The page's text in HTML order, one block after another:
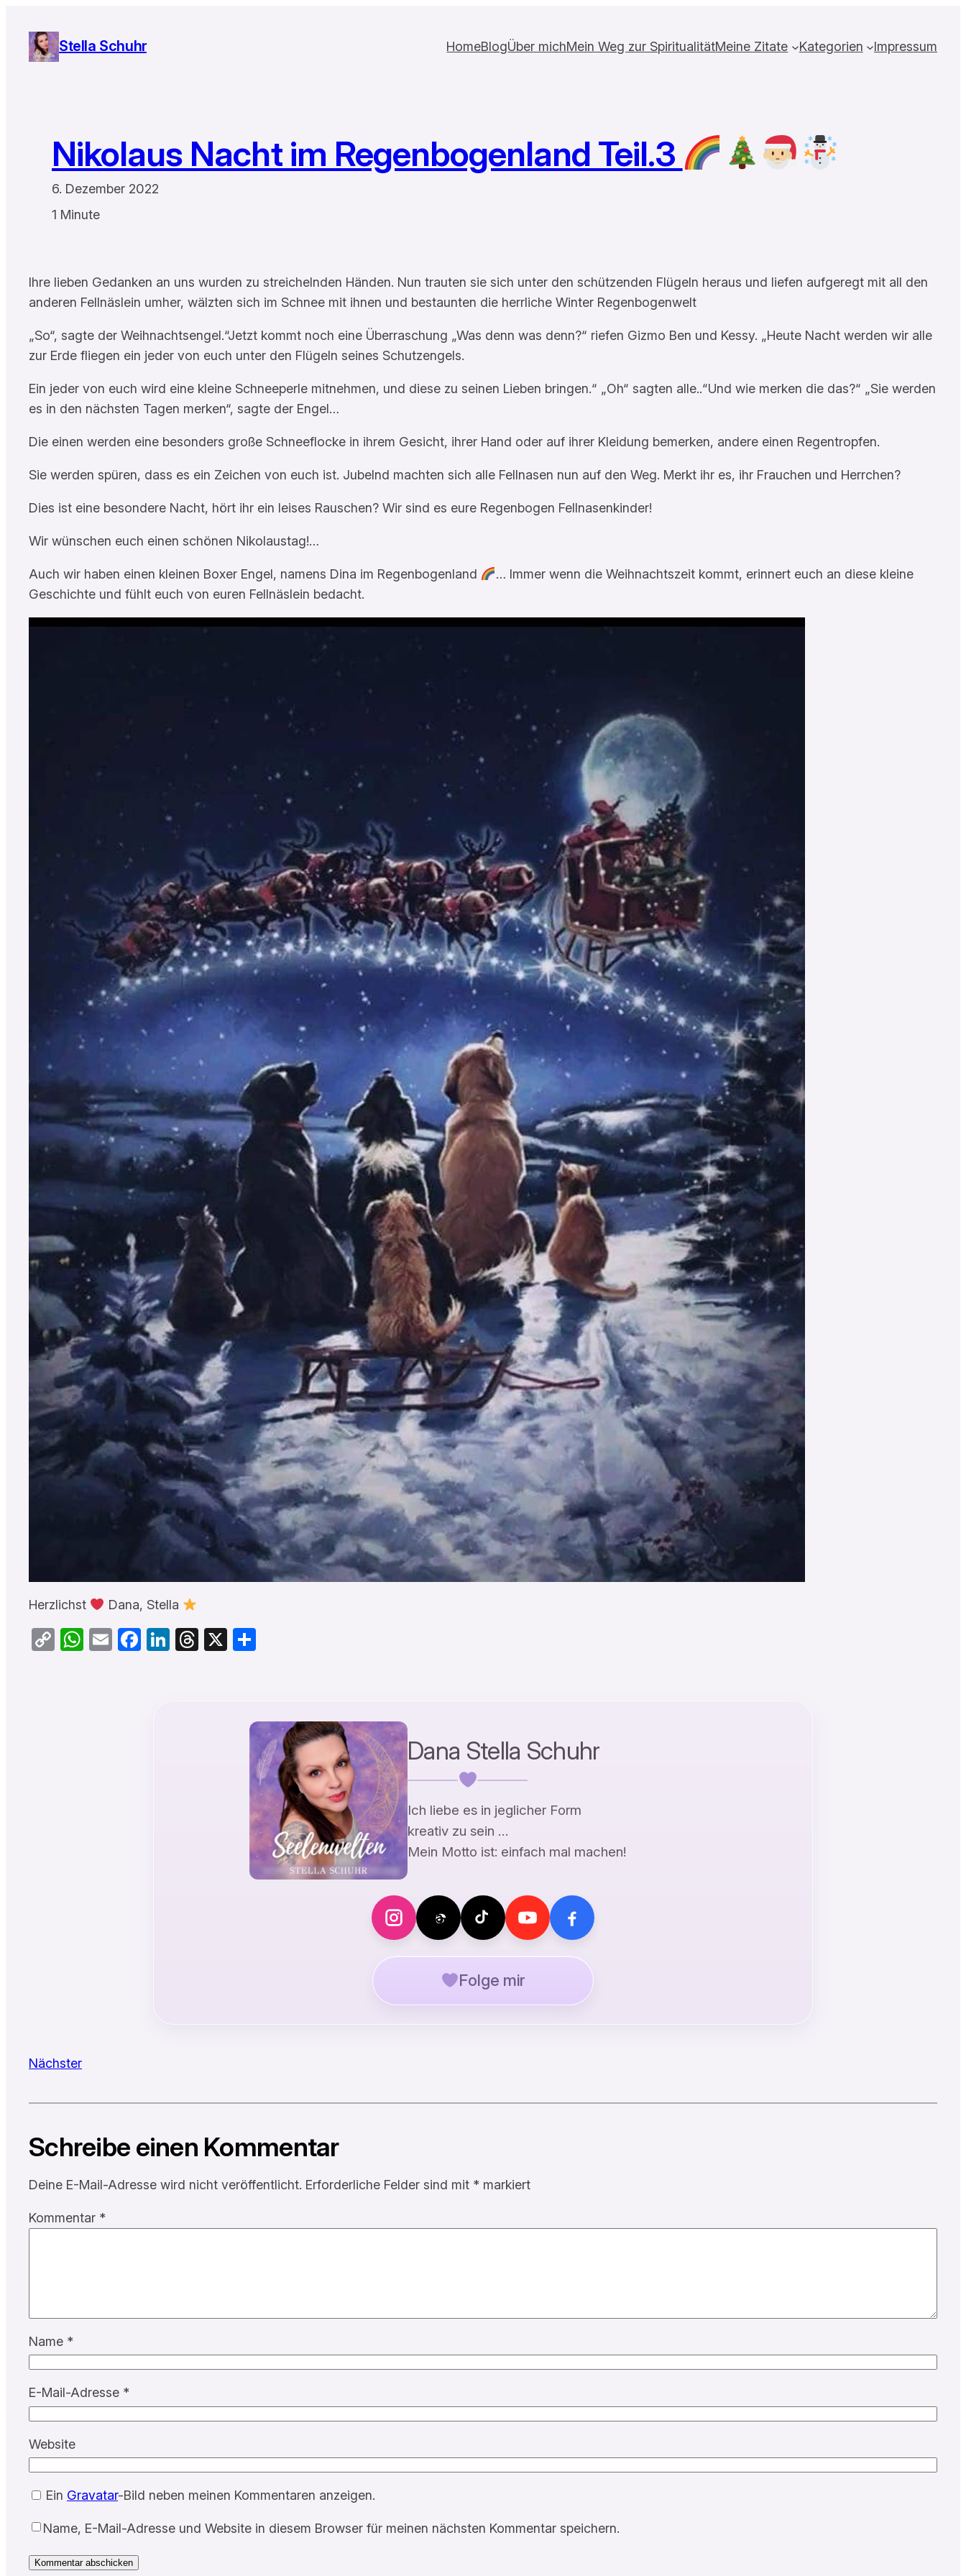
Inhalt
springen
Stella Schuhr HomeBlogÜber michMein Weg zur SpiritualitätMeine Zitate Kategorien Impressum
Nikolaus Nacht im Regenbogenland Teil.3
6. Dezember 2022
1 Minute
Ihre lieben Gedanken an uns wurden zu streichelnden Händen. Nun trauten sie sich unter den schützenden Flügeln heraus und liefen aufgeregt mit all den
anderen Fellnäslein umher, wälzten sich im Schnee mit ihnen und bestaunten die herrliche Winter Regenbogenwelt
„So“, sagte der Weihnachtsengel.“Jetzt kommt noch eine Überraschung „Was denn was denn?“ riefen Gizmo Ben und Kessy. „Heute Nacht werden wir alle
zur Erde fliegen ein jeder von euch unter den Flügeln seines Schutzengels.
Ein jeder von euch wird eine kleine Schneeperle mitnehmen, und diese zu seinen Lieben bringen.“ „Oh“ sagten alle..“Und wie merken die das?“ „Sie werden
es in den nächsten Tagen merken“, sagte der Engel…
Die einen werden eine besonders große Schneeflocke in ihrem Gesicht, ihrer Hand oder auf ihrer Kleidung bemerken, andere einen Regentropfen.
Sie werden spüren, dass es ein Zeichen von euch ist. Jubelnd machten sich alle Fellnasen nun auf den Weg. Merkt ihr es, ihr Frauchen und Herrchen?
Dies ist eine besondere Nacht, hört ihr ein leises Rauschen? Wir sind es eure Regenbogen Fellnasenkinder!
Wir wünschen euch einen schönen Nikolaustag!…
Auch wir haben einen kleinen Boxer Engel, namens Dina im Regenbogenland
… Immer wenn die Weihnachtszeit kommt, erinnert euch an diese kleine
Geschichte und fühlt euch von euren Fellnäslein bedacht.
Herzlichst Dana, Stella
CopyWhatsApp
EmailFacebook
LinkedIn
Threads
X
Dana Stella Schuhr
Ich liebe es in jeglicher Form
kreativ zu sein …
Mein Motto ist: einfach mal machen!
Folge mir
Nächster
Schreibe einen Kommentar
Deine E-Mail-Adresse wird nicht veröffentlicht. Erforderliche Felder sind mit * markiert
Kommentar *
Name *
E-Mail-Adresse *
Website
Ein Gravatar-Bild neben meinen Kommentaren anzeigen.
Name, E-Mail-Adresse und Website in diesem Browser für meinen nächsten Kommentar speichern.